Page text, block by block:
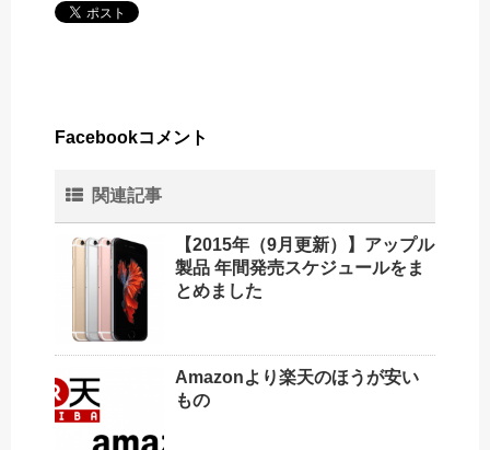
Facebookコメント
関連記事
【2015年（9月更新）】アップル
製品 年間発売スケジュールをま
とめました
Amazonより楽天のほうが安い
もの